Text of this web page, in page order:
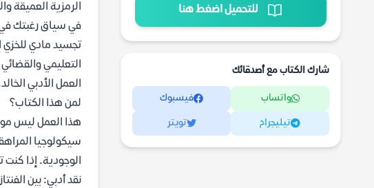
للتحميل اضغط هنا
شارك الكتاب مع أصدقائك
واتساب فيسبوك
تيليجرام تويتر
الرمزية العميقة
في سياق رغبتك
تجسيد مادي للخزي
التعليمي
العمل الأدبي
لمن هذا الكتاب؟
هذا العمل ليس
سيكولوجيا
الوجودية. إذا كنت
نقد أدبي: بين